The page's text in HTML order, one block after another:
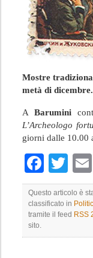
Mostre
metà di dicembre.
A Barumini
L’Archeologo
giorni dalle 10.00
Questo articolo è
classificato in
tramite il feed RSS
sito.